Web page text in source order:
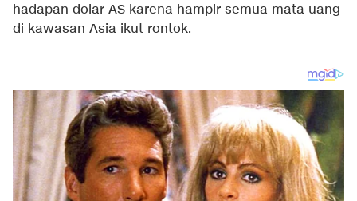
hadapan dolar AS karena hampir semua mata uang
di kawasan Asia ikut rontok.